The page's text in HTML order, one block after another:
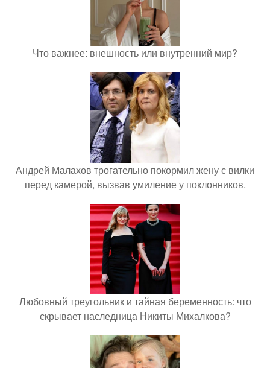
Что важнее: внешность или внутренний мир?
Андрей Малахов трогательно покормил жену с вилки
перед камерой, вызвав умиление у поклонников.
Любовный треугольник и тайная беременность: что
скрывает наследница Никиты Михалкова?